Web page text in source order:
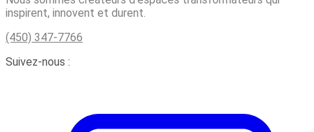
inspirent, innovent et durent.
(450) 347-7766
Suivez-nous :